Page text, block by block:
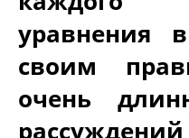
уравнения
своим
очень